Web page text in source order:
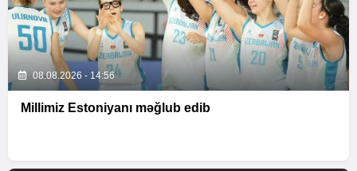
08.08.2026 - 14:56
Millimiz Estoniyanı məğlub edib